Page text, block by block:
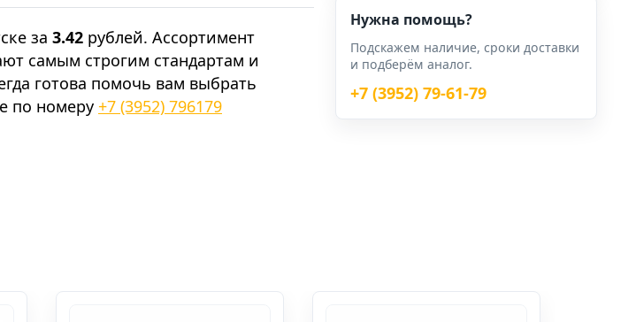
за 3.42 рублей. Ассортимент
самым строгим стандартам и
готова помочь вам выбрать
по номеру +7 (3952) 796179
Нужна помощь?
Подскажем наличие, сроки доставки
и подберём аналог.
+7 (3952) 79-61-79